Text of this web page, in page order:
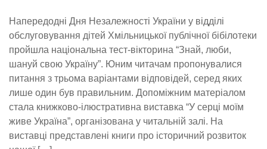
Напередодні Дня Незалежності України у відділі
обслуговування дітей Хмільницької публічної бібілотеки
пройшла національна тест-вікторина “Знай, люби,
шануй свою Україну”. Юним читачам пропонувалися
питання з трьома варіантами відповідей, серед яких
лише один був правильним. Допоміжним матеріалом
стала книжково-ілюстративна виставка “У серці моїм
живе Україна”, організована у читальній залі. На
виставці представлені книги про історичний розвиток